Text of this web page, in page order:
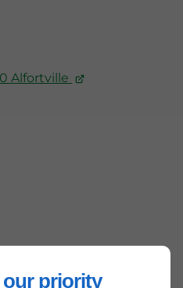
our priority
Alfortville